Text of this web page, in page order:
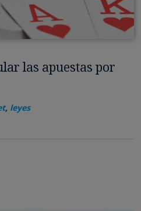
las apuestas por
, leyes